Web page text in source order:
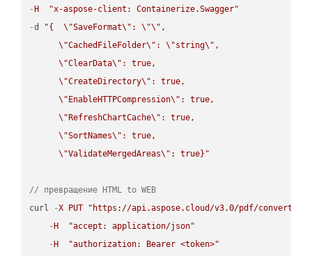
- H
"x-aspose-client: Containerize.Swagger"
-d "{ \"SaveFormat\" : \"\" ,
\"CachedFileFolder\" : \"string\" ,
\"ClearData\" : true,
\"CreateDirectory\" : true,
\" EnableHTTPCompression\" : true,
\" RefreshChartCache\" : true,
\"SortNames\" : true,
\"ValidateMergedAreas\" : true}"
// превращение HTML to WEB
curl
-X PUT
"https://api.aspose.cloud/v3.0/pdf/convert/
- H
"accept: application/json"
- H
"authorization: Bearer <token>"